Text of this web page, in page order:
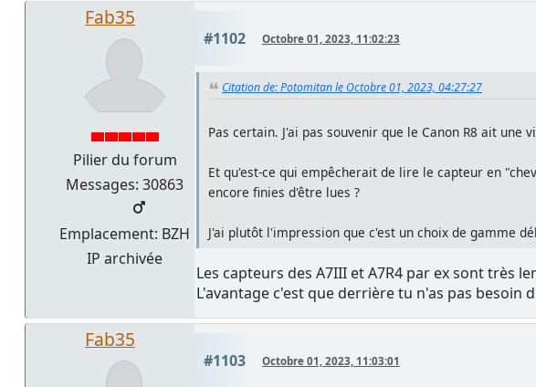
Fab35
Pilier du forum
Messages: 30863
Emplacement: BZH
IP archivée
#1102 Octobre 01, 2023, 11:02:23
Citation de: Potomitan le Octobre 01, 2023, 04:27:27
Pas certain. J'ai pas souvenir que le Canon R8 ait
Et qu'est-ce qui empêcherait de lire le capteur en
encore finies d'être lues ?
J'ai plutôt l'impression que c'est un choix de gamme
Les capteurs des A7III et A7R4 par ex sont très
L'avantage c'est que derrière tu n'as pas
Fab35
#1103 Octobre 01, 2023, 11:03:01